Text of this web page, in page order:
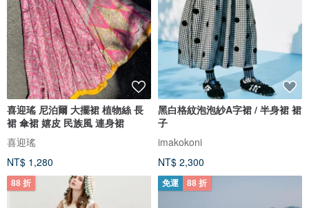
喜迎瑤 尼泊爾 大擺裙 植物絲 長
裙 傘裙 嬉皮 民族風 連身裙
喜迎瑤
NT$ 1,280
黑白格紋泡泡紗A字裙 / 半身裙 裙
子
imakokoni
NT$ 2,300
88 折 免運 88 折